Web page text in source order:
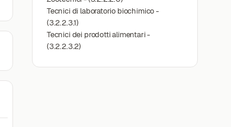
Tecnici di laboratorio biochimico -
(3.2.2.3.1)
Tecnici dei prodotti alimentari -
(3.2.2.3.2)